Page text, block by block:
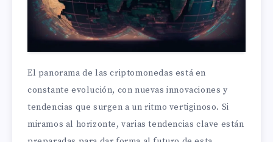
El panorama de las criptomonedas está en
constante evolución, con nuevas innovaciones y
tendencias que surgen a un ritmo vertiginoso. Si
miramos al horizonte, varias tendencias clave están